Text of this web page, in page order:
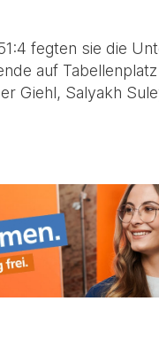
fegten sie die
auf
Giehl, Salyakh